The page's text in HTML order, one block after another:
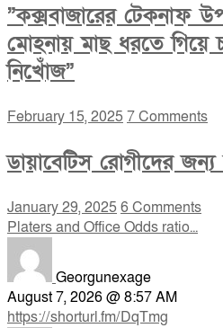
”কক্সবাজারের টেকনাফ
মোহনায় মাছ ধরতে গিয়ে
নিখোঁজ”
February 15, 20257 Comments
ডায়াবেটিস রোগীদের
January 29, 20256 Comments
Platers and Office Odds ratio...
Georgunexage
August 7, 2026 @ 8:57 AM
https://shorturl.fm/DqTmg